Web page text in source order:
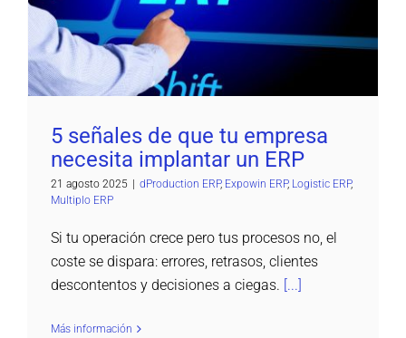
dProduction ERP Expowin ERP Logistic ERP
5 señales de que tu empresa
necesita implantar un ERP
21 agosto 2025 dProduction ERP, Expowin ERP, Logistic ERP,
Multiplo ERP
Si tu operación crece pero tus procesos no, el
coste se dispara: errores, retrasos, clientes
descontentos y decisiones a ciegas. [...]
Más información